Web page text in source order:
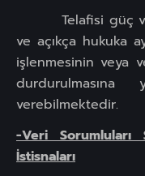
Telafisi güç
ve açıkça hukuka
işlenmesinin veya
verebilmektedir.
-Veri
İstisnaları